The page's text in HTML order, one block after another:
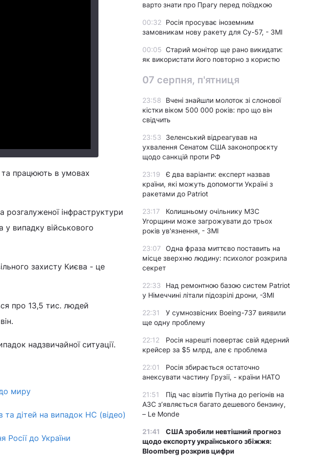
та працюють в умовах
розгалуженої інфраструктури
у випадку військового
захисту Києва - це
про 13,5 тис. людей
надзвичайної ситуації.
до миру
та дітей на випадок НС (відео)
Росії до України
варто знати про Прагу перед поїздкою
00:32
Росія просуває іноземним
замовникам нову ракету для Су-57, - ЗМІ
00:05 Старий монітор ще рано викидати:
як використати його повторно з користю
07 серпня, п'ятниця
23:58
Вчені знайшли молоток зі слонової
кістки віком 500 000 років: про що він
свідчить
23:53
Зеленський відреагував на
ухвалення Сенатом США законопроєкту
щодо санкцій проти РФ
23:19
Є два варіанти: експерт назвав
країни, які можуть допомогти Україні з
ракетами до Patriot
23:17
Колишньому очільнику МЗС
Угорщини може загрожувати до трьох
років ув'язнення, - ЗМІ
23:07
Одна фраза миттєво поставить на
місце зверхню людину: психолог розкрила
секрет
22:33
Над ремонтною базою систем Patriot
у Німеччині літали підозрілі дрони, -ЗМІ
22:31
У сумнозвісних Boeing-737 виявили
ще одну проблему
22:12
Росія нарешті повертає свій ядерний
крейсер за $5 млрд, але є проблема
22:01
Росія збирається остаточно
анексувати частину Грузії, - країни НАТО
21:51
Під час візитів Путіна до регіонів на
АЗС з’являється багато дешевого бензину,
– Le Monde
21:41
США зробили невтішний прогноз
щодо експорту українського збіжжя:
Bloomberg розкрив цифри